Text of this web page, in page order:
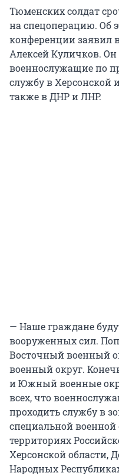
Тюменских солдат
на спецоперацию. Об
конференции заявил
Алексей Куличков.
военнослужащие по
службу в Херсонской
также в ДНР и ЛНР.
— Наше граждане
вооруженных сил.
Восточный военный
военный округ.
и Южный военные
всех, что
проходить службу в
специальной
территориях
Херсонской области,
Народных